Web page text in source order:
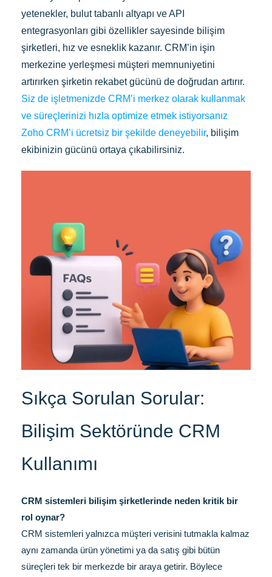
yetenekler, bulut tabanlı altyapı ve API
entegrasyonları gibi özellikler sayesinde bilişim
şirketleri, hız ve esneklik kazanır. CRM’in işin
merkezine yerleşmesi müşteri memnuniyetini
artırırken şirketin rekabet gücünü de doğrudan artırır.
Siz de işletmenizde CRM’i merkez olarak kullanmak
ve süreçlerinizi hızla optimize etmek istiyorsanız
Zoho CRM’i ücretsiz bir şekilde deneyebilir, bilişim
ekibinizin gücünü ortaya çıkabilirsiniz.
Sıkça Sorulan Sorular:
Bilişim Sektöründe CRM
Kullanımı
CRM sistemleri bilişim şirketlerinde neden kritik bir
rol oynar?
CRM sistemleri yalnızca müşteri verisini tutmakla kalmaz
aynı zamanda ürün yönetimi ya da satış gibi bütün
süreçleri tek bir merkezde bir araya getirir. Böylece